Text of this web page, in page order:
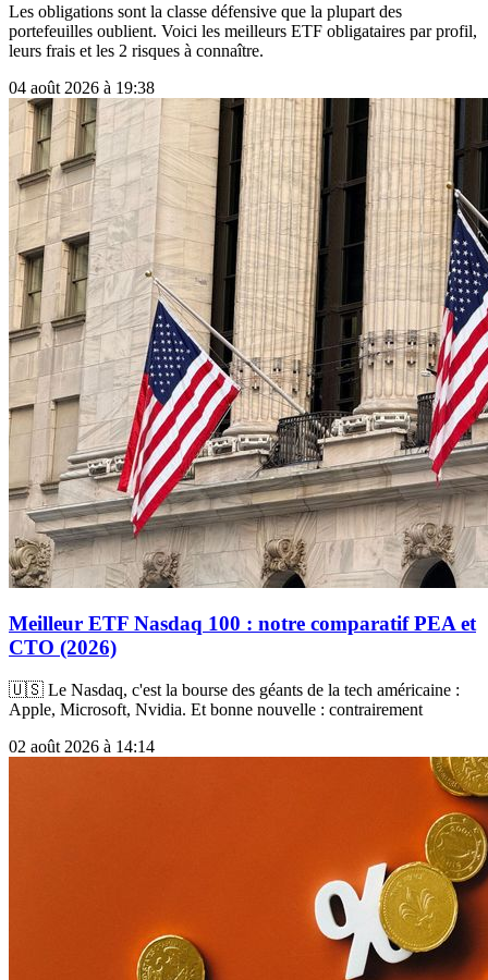
Les obligations sont la classe défensive que la plupart des
portefeuilles oublient. Voici les meilleurs ETF obligataires par profil,
leurs frais et les 2 risques à connaître.
04 août 2026 à 19:38
Meilleur ETF Nasdaq 100 : notre comparatif PEA et
CTO (2026)
🇺🇸 Le Nasdaq, c'est la bourse des géants de la tech américaine :
Apple, Microsoft, Nvidia. Et bonne nouvelle : contrairement
02 août 2026 à 14:14